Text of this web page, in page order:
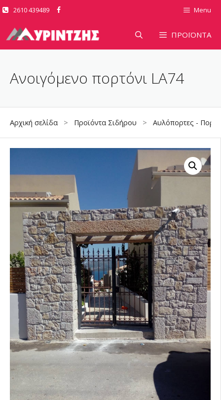
Μετάβαση
περιεχόμενο
2610 439489 Menu
ΠΡΟΪΟΝΤΑ
Ανοιγόμενο πορτόνι LA74
Αρχική σελίδα > Προϊόντα Σιδήρου > Αυλόπορτες -